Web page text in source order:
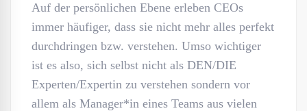
Auf der persönlichen Ebene erleben CEOs
immer häufiger, dass sie nicht mehr alles perfekt
durchdringen bzw. verstehen. Umso wichtiger
ist es also, sich selbst nicht als DEN/DIE
Experten/Expertin zu verstehen sondern vor
allem als Manager*in eines Teams aus vielen